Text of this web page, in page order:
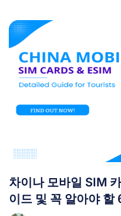
차이나 모바일 SIM
이드 및 꼭 알아야 할